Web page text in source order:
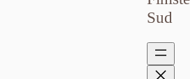
Sud